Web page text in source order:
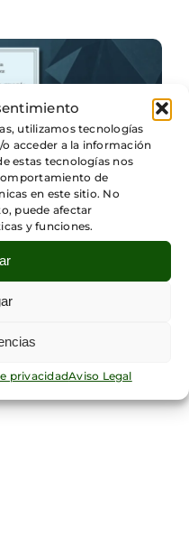
utilizamos tecnologías
acceder a la información
estas tecnologías nos
de
en este sitio. No
puede afectar
y funciones.
privacidadAviso Legal
de